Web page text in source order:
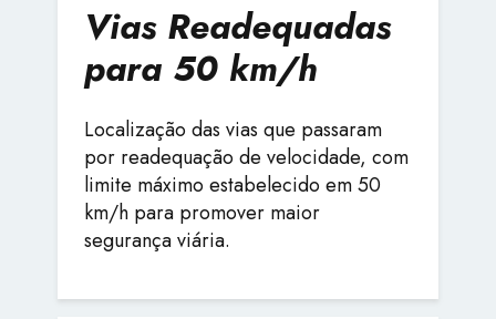
Vias Readequadas
para 50 km/h
Localização das vias que passaram
por readequação de velocidade, com
limite máximo estabelecido em 50
km/h para promover maior
segurança viária.